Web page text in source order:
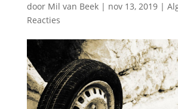
door Mil van Beek| nov 13, 2019|
Reacties